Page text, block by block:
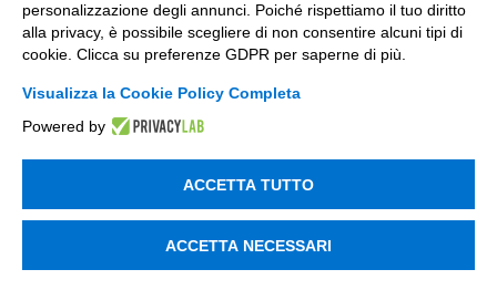
Consulenza
ESG
Finanza
Nuovi Mercati
personalizzazione degli annunci. Poiché rispettiamo il tuo diritto
alla privacy, è possibile scegliere di non consentire alcuni tipi di
cookie. Clicca su preferenze GDPR per saperne di più.
Visualizza la Cookie Policy Completa
Powered by
ACCETTA TUTTO
ACCETTA NECESSARI